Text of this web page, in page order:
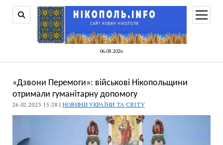
06.08.2026
меню
«Дзвони Перемоги»: військові Нікопольщини
отримали гуманітарну допомогу
26.02.2023 15:28 | НОВИНИ УКРАЇНИ ТА СВІТУ